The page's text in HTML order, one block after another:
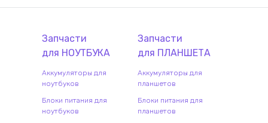
Запчасти
для НОУТБУКА
Аккумуляторы для
ноутбуков
Блоки питания для
ноутбуков
Запчасти
для ПЛАНШЕТА
Аккумуляторы для
планшетов
Блоки питания для
планшетов